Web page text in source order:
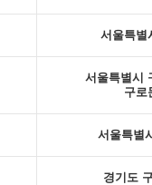
서울특별
서울특별시
구로
서울특별
경기도